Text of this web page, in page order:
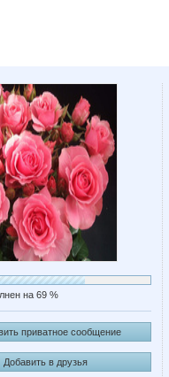
на 69 %
приватное сообщение
Добавить в друзья